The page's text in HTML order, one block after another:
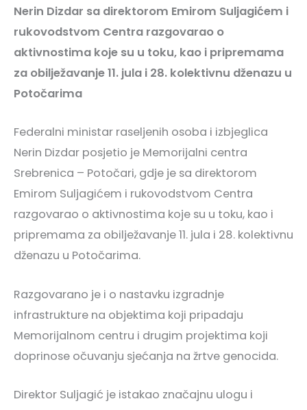
Nerin Dizdar sa direktorom Emirom Suljagićem i
rukovodstvom Centra razgovarao o
aktivnostima koje su u toku, kao i pripremama
za obilježavanje 11. jula i 28. kolektivnu dženazu u
Potočarima
Federalni ministar raseljenih osoba i izbjeglica
Nerin Dizdar posjetio je Memorijalni centra
Srebrenica – Potočari, gdje je sa direktorom
Emirom Suljagićem i rukovodstvom Centra
razgovarao o aktivnostima koje su u toku, kao i
pripremama za obilježavanje 11. jula i 28. kolektivnu
dženazu u Potočarima.
Razgovarano je i o nastavku izgradnje
infrastrukture na objektima koji pripadaju
Memorijalnom centru i drugim projektima koji
doprinose očuvanju sjećanja na žrtve genocida.
Direktor Suljagić je istakao značajnu ulogu i